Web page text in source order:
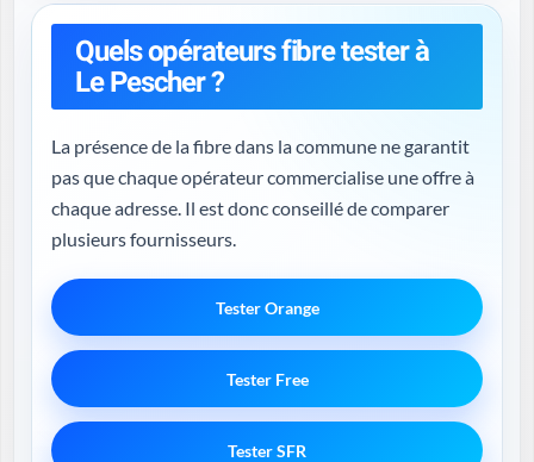
Quels opérateurs fibre tester à
Le Pescher ?
La présence de la fibre dans la commune ne garantit
pas que chaque opérateur commercialise une offre à
chaque adresse. Il est donc conseillé de comparer
plusieurs fournisseurs.
Tester Orange
Tester Free
Tester SFR